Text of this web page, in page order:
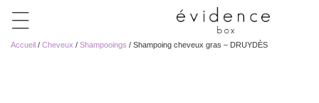
Accueil / Cheveux / Shampooings / Shampoing cheveux gras – DRUYDÈS